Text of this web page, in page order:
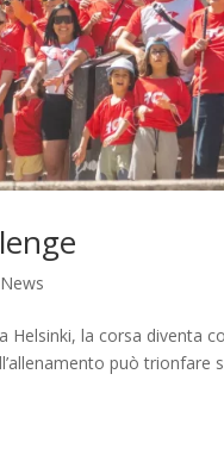
News
Helsinki, la corsa diventa
può